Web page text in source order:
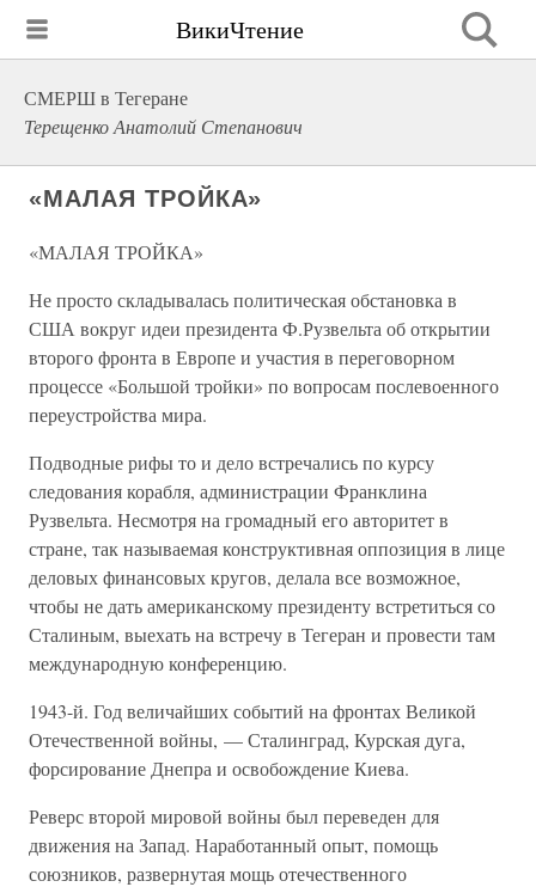
ВикиЧтение
СМЕРШ в Тегеране
Терещенко Анатолий Степанович
«МАЛАЯ ТРОЙКА»
«МАЛАЯ ТРОЙКА»
Не просто складывалась политическая обстановка в
США вокруг идеи президента Ф.Рузвельта об открытии
второго фронта в Европе и участия в переговорном
процессе «Большой тройки» по вопросам послевоенного
переустройства мира.
Подводные рифы то и дело встречались по курсу
следования корабля, администрации Франклина
Рузвельта. Несмотря на громадный его авторитет в
стране, так называемая конструктивная оппозиция в лице
деловых финансовых кругов, делала все возможное,
чтобы не дать американскому президенту встретиться со
Сталиным, выехать на встречу в Тегеран и провести там
международную конференцию.
1943-й. Год величайших событий на фронтах Великой
Отечественной войны, — Сталинград, Курская дуга,
форсирование Днепра и освобождение Киева.
Реверс второй мировой войны был переведен для
движения на Запад. Наработанный опыт, помощь
союзников, развернутая мощь отечественного